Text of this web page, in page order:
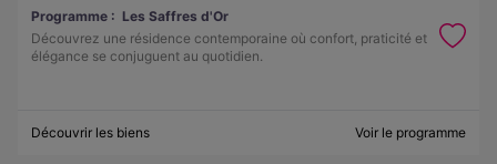
Programme : Les Saffres d'Or
Découvrez une résidence contemporaine où confort, praticité et
élégance se conjuguent au quotidien.
Découvrir les biens Voir le programme